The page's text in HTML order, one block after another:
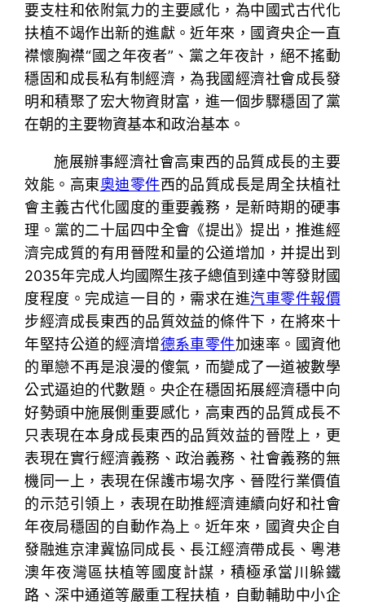
要支柱和依附氣力的主要感化，為中國式古代化
扶植不竭作出新的進獻。近年來，國資央企一直
襟懷胸襟“國之年夜者”、黨之年夜計，絕不搖動
穩固和成長私有制經濟，為我國經濟社會成長發
明和積聚了宏大物資財富，進一個步驟穩固了黨
在朝的主要物資基本和政治基本。
施展辦事經濟社會高東西的品質成長的主要
效能。高東奧迪零件西的品質成長是周全扶植社
會主義古代化國度的重要義務，是新時期的硬事
理。黨的二十屆四中全會《提出》提出，推進經
濟完成質的有用晉陞和量的公道增加，并提出到
2035年完成人均國際生孩子總值到達中等發財國
度程度。完成這一目的，需求在進汽車零件報價
步經濟成長東西的品質效益的條件下，在將來十
年堅持公道的經濟增德系車零件加速率。國資他
的單戀不再是浪漫的傻氣，而變成了一道被數學
公式逼迫的代數題。央企在穩固拓展經濟穩中向
好勢頭中施展側重要感化，高東西的品質成長不
只表現在本身成長東西的品質效益的晉陞上，更
表現在實行經濟義務、政治義務、社會義務的無
機同一上，表現在保護市場次序、晉陞行業價值
的示范引領上，表現在助推經濟連續向好和社會
年夜局穩固的自動作為上。近年來，國資央企自
發融進京津冀協同成長、長江經濟帶成長、粵港
澳年夜灣區扶植等國度計謀，積極承當川躲鐵
路、深中通道等嚴重工程扶植，自動輔助中小企